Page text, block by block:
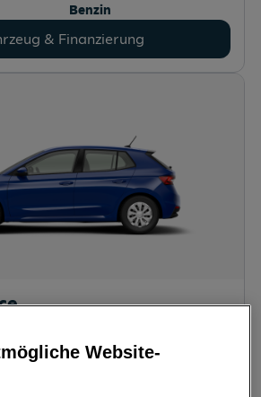
Benzin
& Finanzierung
Leistung
80 PS (59 kW)
Website-